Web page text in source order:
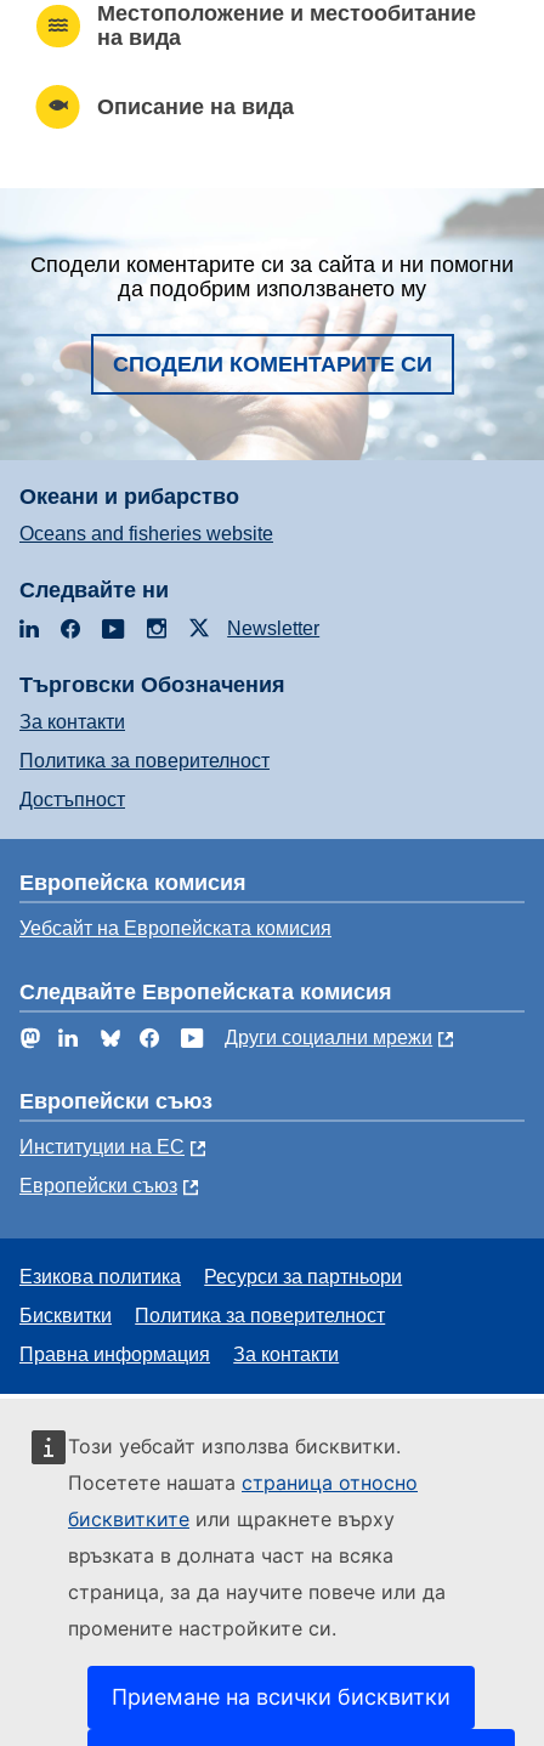
Този уебсайт използва бисквитки.
Посетете нашата страница относно
бисквитките или щракнете върху
връзката в долната част на всяка
страница, за да научите повече или да
промените настройките си.
Приемане на всички бисквитки
Местоположение и местообитание
на вида
Описание на вида
Сподели коментарите си за сайта и ни помогни
да подобрим използването му
СПОДЕЛИ КОМЕНТАРИТЕ СИ
Океани и рибарство
Oceans and fisheries website
Следвайте ни
LinkedInFacebookYouTubeInstagramNewsletter
Търговски Обозначения
За контакти
Политика за поверителност
Достъпност
Европейска комисия
Уебсайт на Европейската комисия
Следвайте Европейската комисия
MastodonLinkedInBlueskyFacebookYouTube
Други социални мрежи
Европейски съюз
Институции на ЕС
Европейски съюз
Езикова политика
Ресурси за партньори
Бисквитки
Политика за поверителност
Правна информация
За контакти